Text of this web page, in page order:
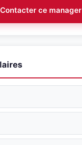
Contacter ce manager